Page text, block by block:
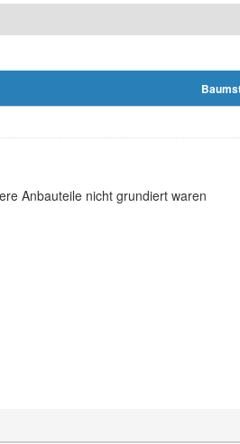
Anbauteile nicht grundiert waren